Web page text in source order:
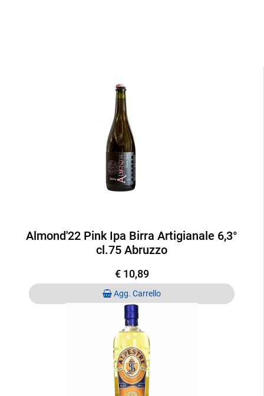
Almond'22 Pink Ipa Birra Artigianale 6,3°
cl.75 Abruzzo
€ 10,89
Quantità
Agg. Carrello